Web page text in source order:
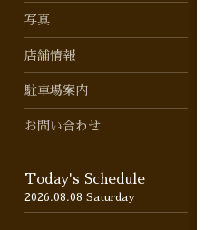
写真
店舗情報
駐車場案内
お問い合わせ
Today's Schedule
2026.08.08 Saturday